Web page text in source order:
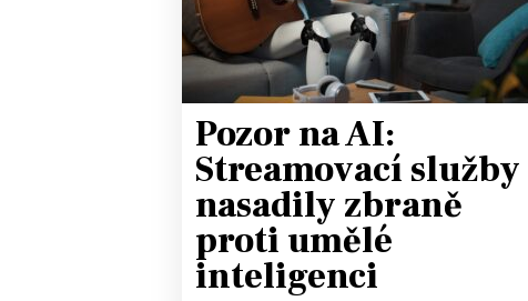
Pozor na AI:
Streamovací služby
nasadily zbraně
proti umělé
inteligenci